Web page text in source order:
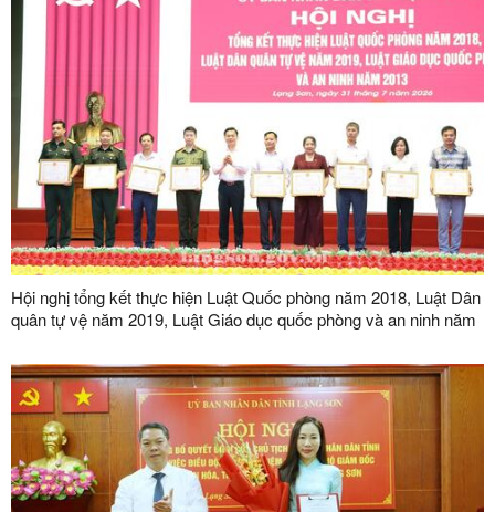
Hội nghị tổng kết thực hiện Luật Quốc phòng năm 2018, Luật Dân
quân tự vệ năm 2019, Luật Giáo dục quốc phòng và an ninh năm